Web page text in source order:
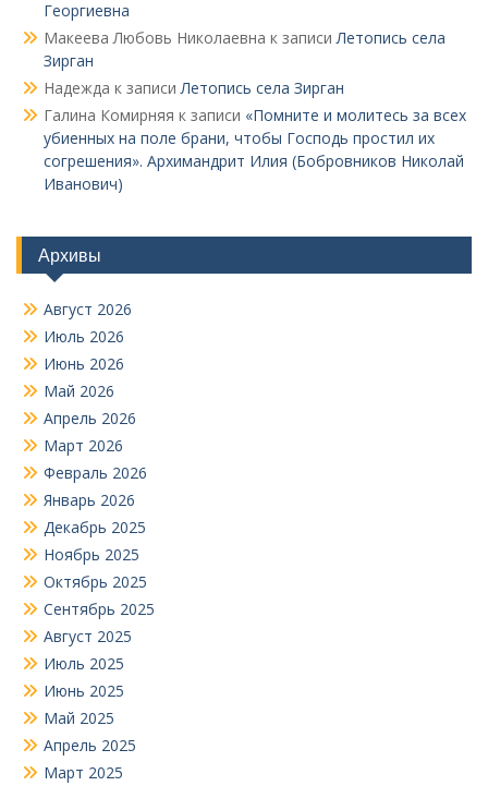
Георгиевна
Макеева Любовь Николаевна к записиЛетопись села
Зирган
Надежда к записиЛетопись села Зирган
Галина Комирняя к записи «Помните и молитесь за всех
убиенных на поле брани, чтобы Господь простил их
согрешения». Архимандрит Илия (Бобровников Николай
Иванович)
Архивы
Август 2026
Июль 2026
Июнь 2026
Май 2026
Апрель 2026
Март 2026
Февраль 2026
Январь 2026
Декабрь 2025
Ноябрь 2025
Октябрь 2025
Сентябрь 2025
Август 2025
Июль 2025
Июнь 2025
Май 2025
Апрель 2025
Март 2025